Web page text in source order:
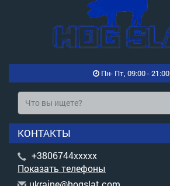
Пн- Пт, 09:00 - 21:00
КОНТАКТЫ
+3806744xxxxx
Показать телефоны